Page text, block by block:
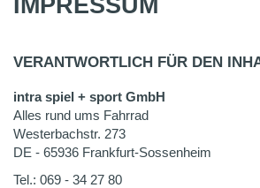
IMPRESSUM
VERANTWORTLICH FÜR DEN
intra spiel + sport GmbH
Alles rund ums Fahrrad
Westerbachstr. 273
DE - 65936 Frankfurt-Sossenheim
Tel.: 069 - 34 27 80